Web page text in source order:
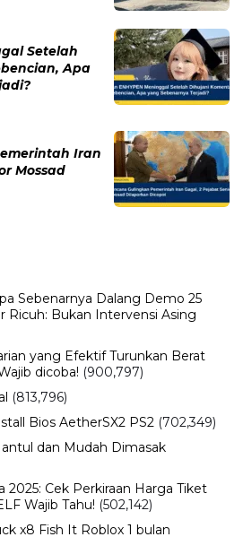
FC Mobile dan Event
Hadiahnya
Mallorca, Fokus Jelang Piala
Siar Sepak Bola Inggris, Era
di Musim 2026
2026
dan Arti
Balik Tagihan